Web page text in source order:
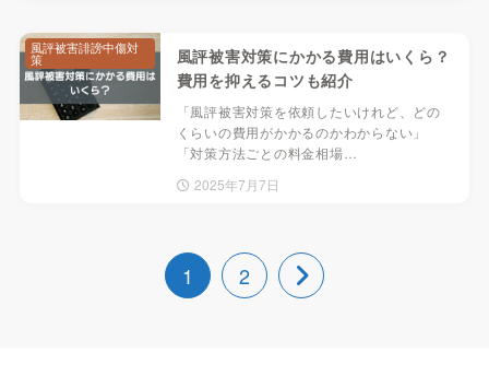
風評被害対策にかかる費用はいくら？
費用を抑えるコツも紹介
「風評被害対策を依頼したいけれど、どの
くらいの費用がかかるのかわからない」
「対策方法ごとの料金相場…
2025年7月7日
風評被害誹謗中傷対
策
1 2